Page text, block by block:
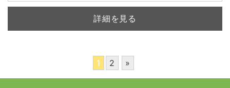
詳細を見る
1 2 »